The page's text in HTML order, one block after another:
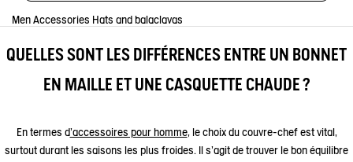
Men Accessories Hats and balaclavas
QUELLES SONT LES DIFFÉRENCES ENTRE UN BONNET
EN MAILLE ET UNE CASQUETTE CHAUDE ?
En termes d’accessoires pour homme, le choix du couvre-chef est vital,
surtout durant les saisons les plus froides. Il s'agit de trouver le bon équilibre